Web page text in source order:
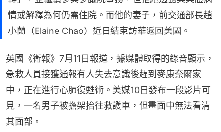
情或解釋為何仍需住院。而他的妻子，前交通部長趙
小蘭（Elaine Chao）近日結束訪華返回美國。
英國《衛報》7月11日報道，據媒體取得的錄音顯示，
急救人員接獲通報有人失去意識後趕到麥康奈爾家
中，正在進行心肺復甦術。美媒10日發布一段影片可
見，一名男子被擔架抬往救護車，但畫面中無法看清
其面部。